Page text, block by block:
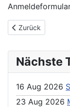
Previous article:
Zurück
Nächste
16 Aug 2026
23 Aug 2026